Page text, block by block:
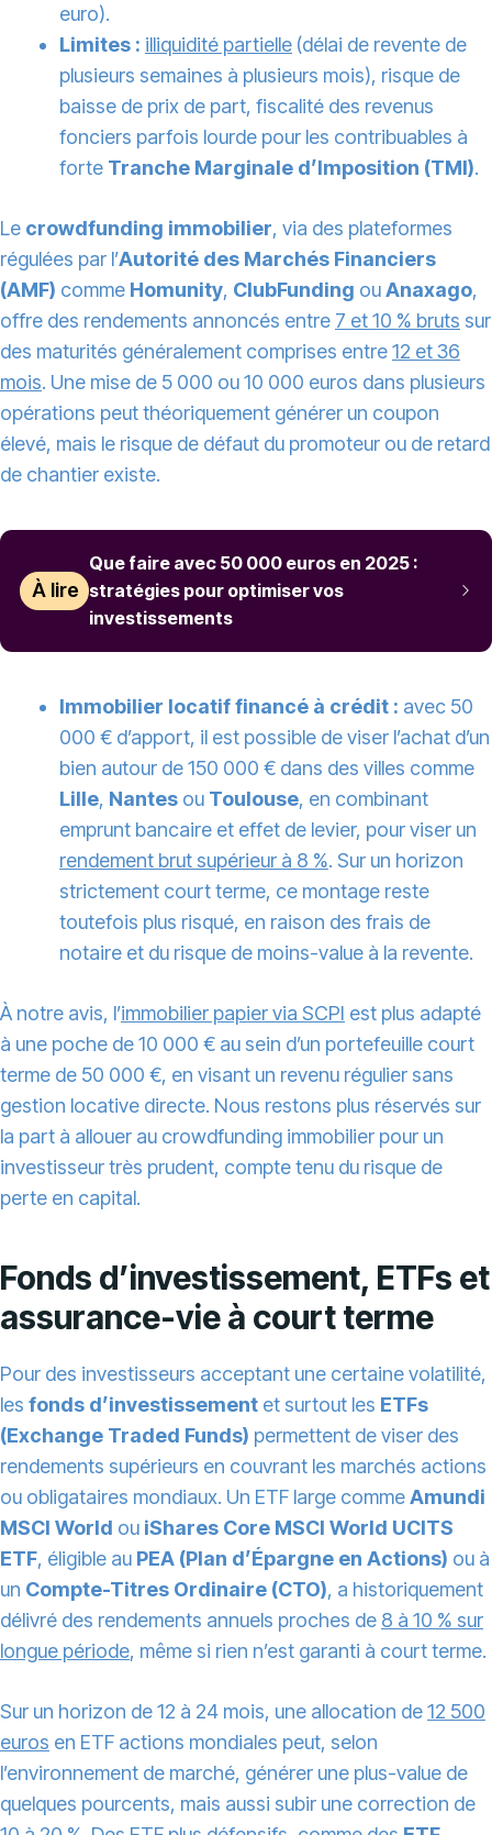
euro).
Limites : illiquidité partielle (délai de revente de
plusieurs semaines à plusieurs mois), risque de
baisse de prix de part, fiscalité des revenus
fonciers parfois lourde pour les contribuables à
forte Tranche Marginale d’Imposition (TMI).
Le crowdfunding immobilier, via des plateformes
régulées par l’Autorité des Marchés Financiers
(AMF) comme Homunity, ClubFunding ouAnaxago,
offre des rendements annoncés entre 7 et 10 % bruts sur
des maturités généralement comprises entre12 et 36
mois. Une mise de 5 000 ou 10 000 euros dans plusieurs
opérations peut théoriquement générer un coupon
élevé, mais le risque de défaut du promoteur ou de retard
de chantier existe.
À lire
Que faire avec 50 000 euros en 2025 :
stratégies pour optimiser vos
investissements
Immobilier locatif financé à crédit : avec 50
000 € d’apport, il est possible de viser l’achat d’un
bien autour de 150 000 € dans des villes comme
Lille, Nantes ou Toulouse, en combinant
emprunt bancaire et effet de levier, pour viser un
rendement brut supérieur à 8 %. Sur un horizon
strictement court terme, ce montage reste
toutefois plus risqué, en raison des frais de
notaire et du risque de moins-value à la revente.
À notre avis, l’immobilier papier via SCPI est plus adapté
à une poche de 10 000 € au sein d’un portefeuille court
terme de 50 000 €, en visant un revenu régulier sans
gestion locative directe. Nous restons plus réservés sur
la part à allouer au crowdfunding immobilier pour un
investisseur très prudent, compte tenu du risque de
perte en capital.
Fonds d’investissement, ETFs et
assurance-vie à court terme
Pour des investisseurs acceptant une certaine volatilité,
les fonds d’investissement et surtout les ETFs
(Exchange Traded Funds) permettent de viser des
rendements supérieurs en couvrant les marchés actions
ou obligataires mondiaux. Un ETF large commeAmundi
MSCI World ou iShares Core MSCI World UCITS
ETF, éligible au PEA (Plan d’Épargne en Actions) ou à
un Compte-Titres Ordinaire (CTO), a historiquement
délivré des rendements annuels proches de 8 à 10 % sur
longue période, même si rien n’est garanti à court terme.
Sur un horizon de 12 à 24 mois, une allocation de12 500
euros en ETF actions mondiales peut, selon
l’environnement de marché, générer une plus-value de
quelques pourcents, mais aussi subir une correction de